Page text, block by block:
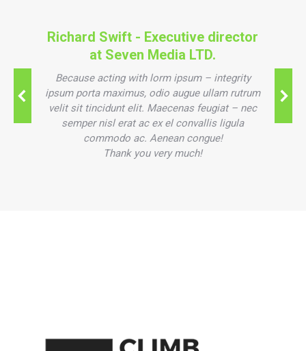
Richard Swift - Executive director
at Seven Media LTD.
Because acting with lorm ipsum – integrity
ipsum porta maximus, odio augue ullam rutrum
velit sit tincidunt elit. Maecenas feugiat – nec
semper nisl erat ac ex el convallis ligula
commodo ac. Aenean congue!
Thank you very much!